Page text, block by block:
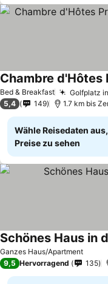
Bed & Breakfast Golfplatz
5,4 149 1.7 km bis
Wähle Reisedaten
Preise zu sehen
Ganzes Haus/Apartment
Schönes Haus in
9,5 Hervorragend 135